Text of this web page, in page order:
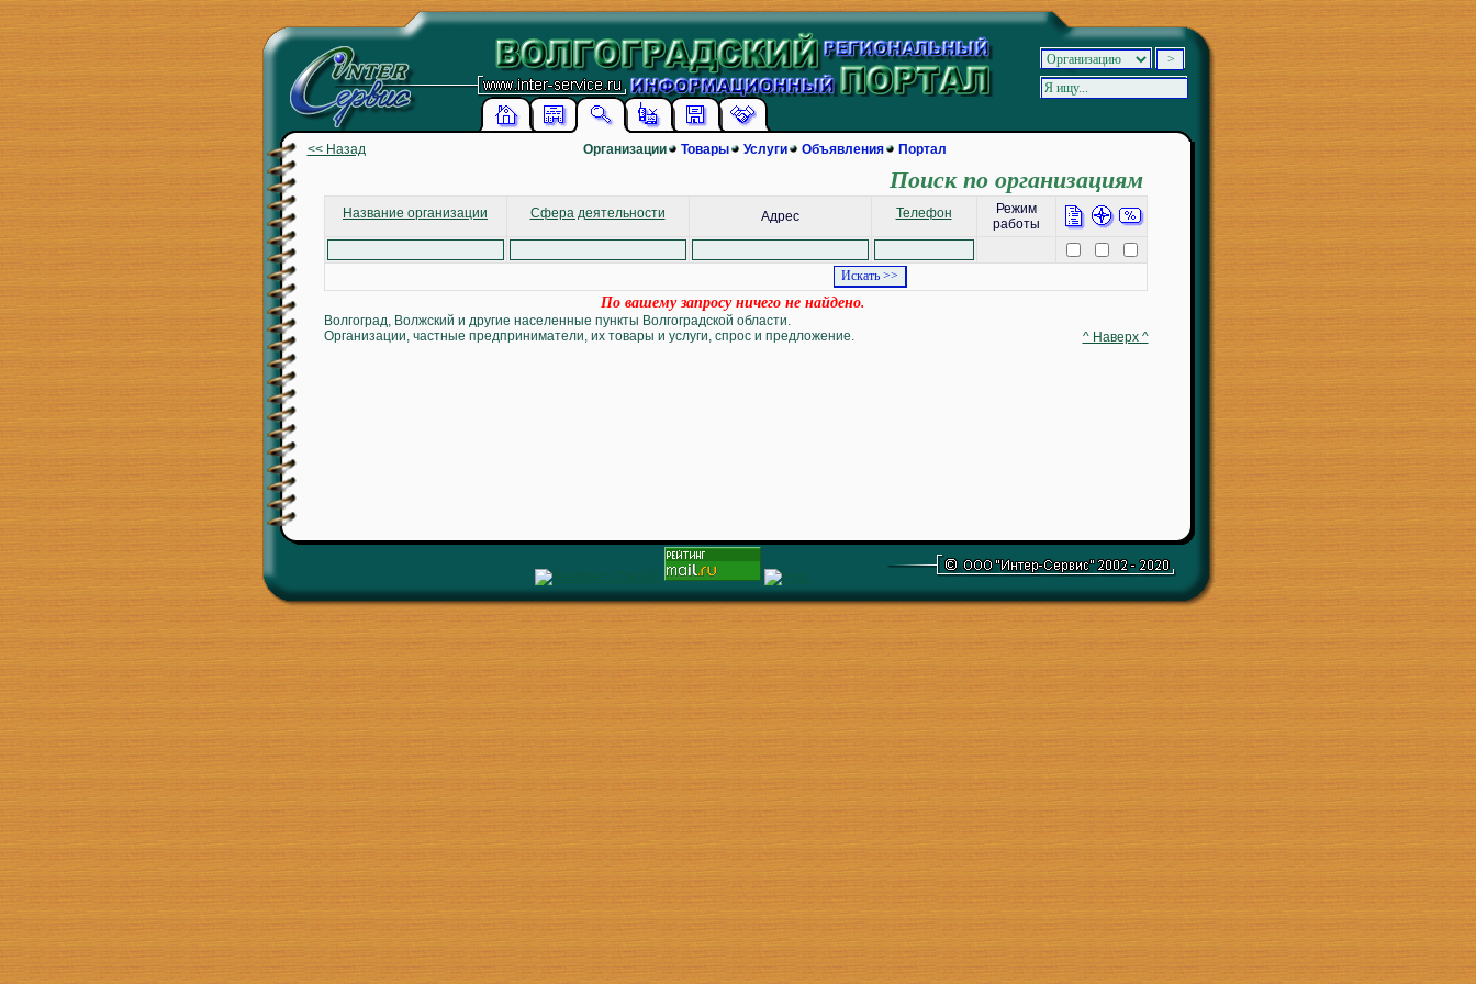
<< Назад Организации Товары Услуги Объявления Портал
Поиск по организациям
Название организации Сфера деятельности Адрес Телефон
Режим
работы
По вашему запросу ничего не найдено.
Волгоград, Волжский и другие населенные пункты Волгоградской области.
Организации, частные предприниматели, их товары и услуги, спрос и предложение.
^ Наверх ^